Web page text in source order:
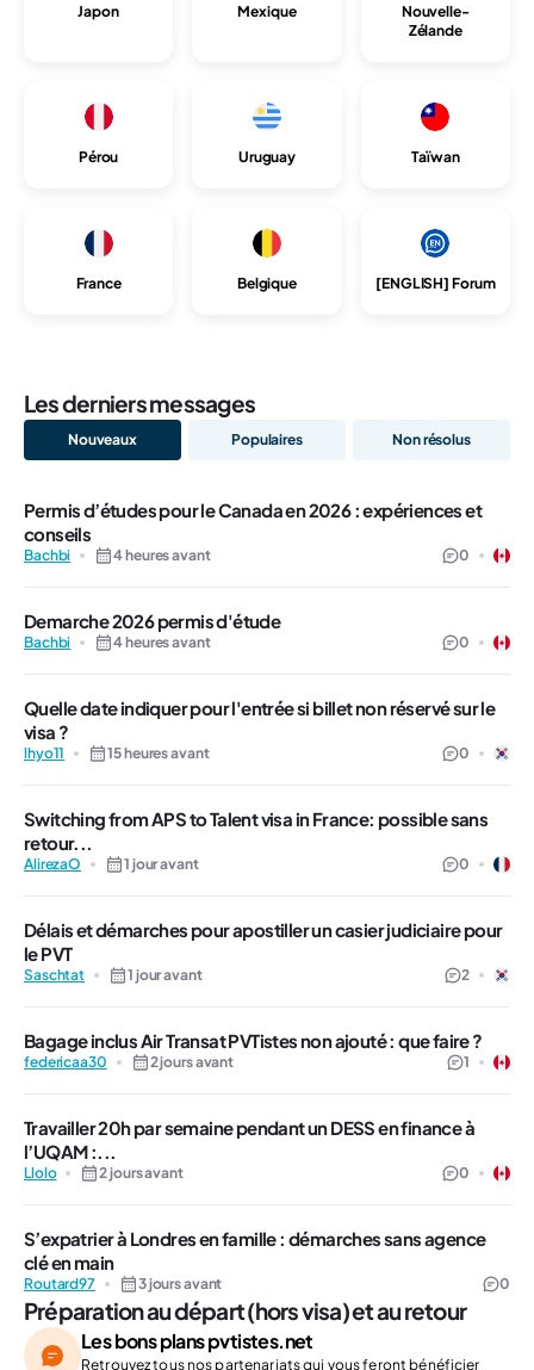
Japon Mexique
Nouvelle-
Zélande
Pérou Uruguay Taïwan
France Belgique [ENGLISH] Forum
Les derniers messages
Nouveaux Populaires Non résolus
Permis d’études pour le Canada en 2026 : expériences et
conseils
Bachbi 4 heures avant 0
Demarche 2026 permis d'étude
Bachbi 4 heures avant 0
Quelle date indiquer pour l'entrée si billet non réservé sur le
visa ?
lhyo11 15 heures avant 0
Switching from APS to Talent visa in France: possible sans
retour...
AlirezaO 1 jour avant 0
Délais et démarches pour apostiller un casier judiciaire pour
le PVT
Saschtat 1 jour avant 2
Bagage inclus Air Transat PVTistes non ajouté : que faire ?
federicaa30 2 jours avant 1
Travailler 20h par semaine pendant un DESS en finance à
l’UQAM :...
Llolo 2 jours avant 0
S’expatrier à Londres en famille : démarches sans agence
clé en main
Routard97 3 jours avant 0
Préparation au départ (hors visa) et au retour
Les bons plans pvtistes.net
Retrouvez tous nos partenariats qui vous feront bénéficier